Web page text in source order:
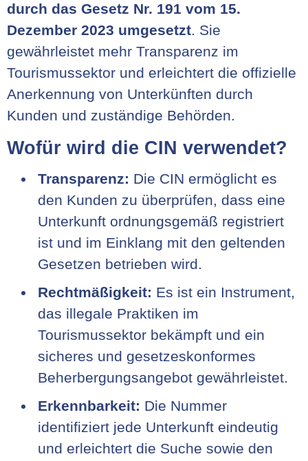
durch das Gesetz Nr. 191 vom 15.
Dezember 2023 umgesetzt. Sie
gewährleistet mehr Transparenz im
Tourismussektor und erleichtert die offizielle
Anerkennung von Unterkünften durch
Kunden und zuständige Behörden.
Wofür wird die CIN verwendet?
Transparenz: Die CIN ermöglicht es
den Kunden zu überprüfen, dass eine
Unterkunft ordnungsgemäß registriert
ist und im Einklang mit den geltenden
Gesetzen betrieben wird.
Rechtmäßigkeit: Es ist ein Instrument,
das illegale Praktiken im
Tourismussektor bekämpft und ein
sicheres und gesetzeskonformes
Beherbergungsangebot gewährleistet.
Erkennbarkeit: Die Nummer
identifiziert jede Unterkunft eindeutig
und erleichtert die Suche sowie den